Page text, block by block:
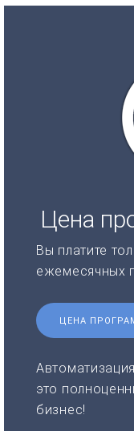
Цена
Вы платите
ежемесячных
ЦЕНА
это
бизнес!